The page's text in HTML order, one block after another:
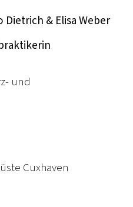
& Elisa Weber
und
Cuxhaven